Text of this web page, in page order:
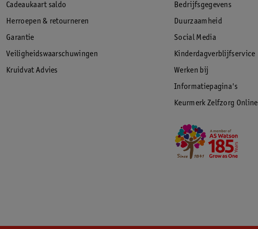
Cadeaukaart saldo
Herroepen & retourneren
Garantie
Veiligheidswaarschuwingen
Kruidvat Advies
Bedrijfsgegevens
Duurzaamheid
Social Media
Kinderdagverblijfservice
Werken bij
Informatiepagina's
Keurmerk Zelfzorg Online